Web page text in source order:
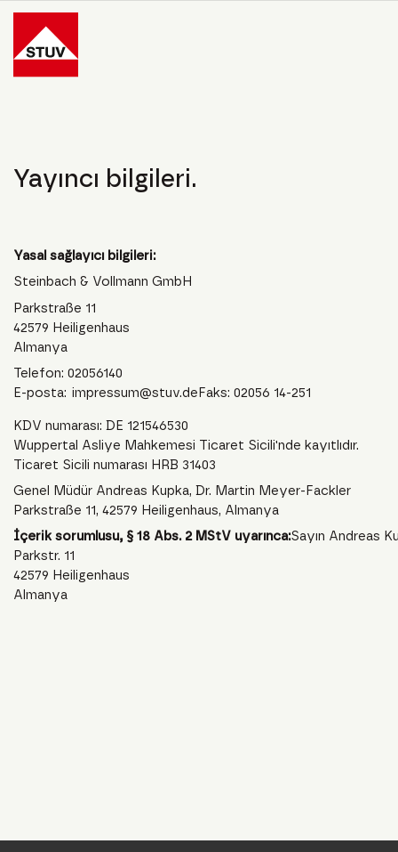
Go To the Homepage
Yayıncı bilgileri.
Yasal sağlayıcı bilgileri:
Steinbach & Vollmann GmbH
Parkstraße 11
42579 Heiligenhaus
Almanya
Telefon: 02056140
E-posta: impressum@stuv.deFaks: 02056 14-251
KDV numarası: DE 121546530
Wuppertal Asliye Mahkemesi Ticaret Sicili'nde kayıtlıdır.
Ticaret Sicili numarası HRB 31403
Genel Müdür Andreas Kupka, Dr. Martin Meyer-Fackler
Parkstraße 11, 42579 Heiligenhaus, Almanya
İçerik sorumlusu, § 18 Abs. 2 MStV uyarınca:Sayın Andreas
Parkstr. 11
42579 Heiligenhaus
Almanya